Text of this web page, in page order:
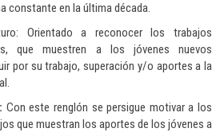
constante en la última década.
Orientado a reconocer los trabajos
que muestren a los jóvenes nuevos
por su trabajo, superación y/o aportes a la
Con este renglón se persigue motivar a los
que muestran los aportes de los jóvenes a